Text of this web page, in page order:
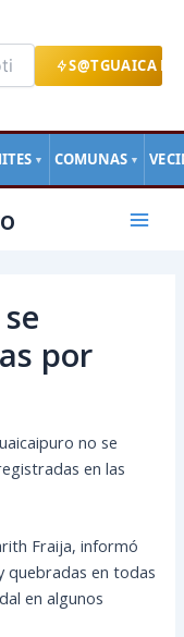
S@TGUAICA
▼ COMUNAS ▼
Main
por
no se
en las
Fraija, informó
quebradas en todas
en algunos